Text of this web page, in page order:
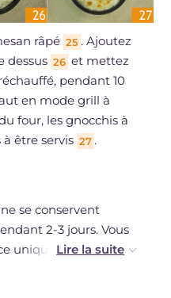
râpé 25 . Ajoutez
dessus 26 et mettez
pendant 10
en mode grill à
four, les gnocchis à
être servis 27 .
se conservent
2-3 jours. Vous
uniquement les
de les servir.